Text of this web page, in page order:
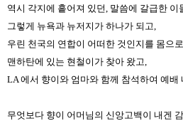
역시 각지에 흩어져 있던, 말씀에 갈급한 이
그렇게 뉴욕과 뉴저지가 하나가 되고,
우린 천국의 연합이 어떠한 것인지를 몸으
맨하탄에 있는 현철이가 찾아 왔고,
LA 에서 향이와 엄마와 함께 참석하여 예배
무엇보다 향이 어머님의 신앙고백이 내겐